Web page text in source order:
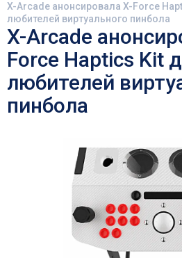
X-Arcade анонсировала X-Force
любителей виртуального пинбола
X-Arcade
Force Haptics Kit
любителей
пинбола